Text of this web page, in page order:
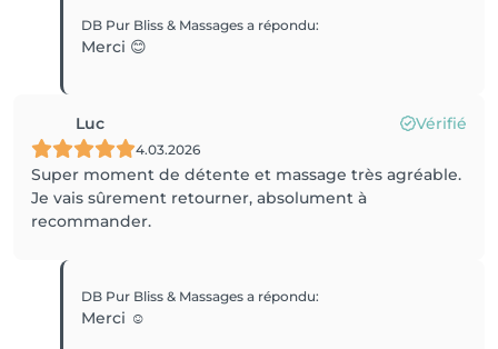
DB Pur Bliss & Massagesa répondu:
Merci 😊
Luc Vérifié
4.03.2026
Super moment de détente et massage très agréable.
Je vais sûrement retourner, absolument à
recommander.
DB Pur Bliss & Massagesa répondu:
Merci ☺️